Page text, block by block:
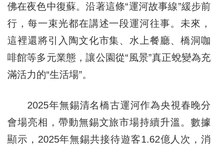
佛在夜色中復蘇。沿著這條“運河故事線”緩步前
行，每一束光都在講述一段運河往事。未來，
這裡還將引入陶文化市集、水上餐廳、橋洞咖
啡館等多元業態，讓公園從“風景”真正蛻變為充
滿活力的“生活場”。
2025年無錫清名橋古運河作為央視春晚分
會場亮相，帶動無錫文旅市場持續升溫。數據
顯示，2025年無錫共接待遊客1.62億人次，消